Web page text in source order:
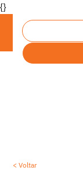
{}
< Voltar